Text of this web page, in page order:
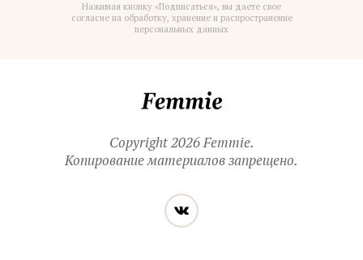
Нажимая кнопку «Подписаться», вы даете свое
согласие на обработку, хранение и распространение
персональных данных
Copyright 2026 Femmie.
Копирование материалов запрещено.
Читайте
нас
в социальных